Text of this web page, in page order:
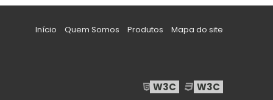
Início Quem Somos Produtos Mapa do site
W3C W3C